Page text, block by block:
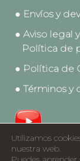
● Envíos y
● Aviso legal y
Política de
● Política de
● Términos y
Acceso a
Utilizamos
nuestra web.